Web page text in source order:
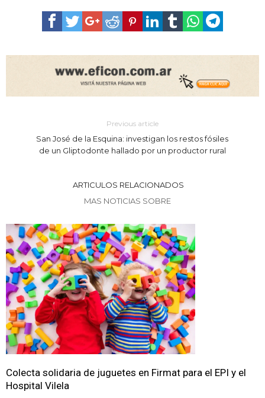
Previous article
San José de la Esquina: investigan los restos fósiles
de un Gliptodonte hallado por un productor rural
ARTICULOS RELACIONADOS
MAS NOTICIAS SOBRE
Colecta solidaria de juguetes en Firmat para el EPI y el
Hospital Vilela